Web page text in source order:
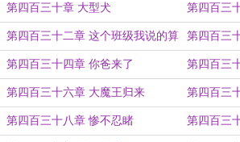
了
第四百三十章 大型犬 第四百三
第四百三十二章 这个班级我说的算 第四百三
第四百三十四章 你爸来了 第四百三
第四百三十六章 大魔王归来 第四百三
第四百三十八章 惨不忍睹 第四百三